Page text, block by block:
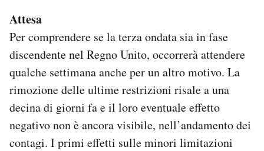
Attesa
Per comprendere se la terza ondata sia in fase
discendente nel Regno Unito, occorrerà attendere
qualche settimana anche per un altro motivo. La
rimozione delle ultime restrizioni risale a una
decina di giorni fa e il loro eventuale effetto
negativo non è ancora visibile, nell’andamento dei
contagi. I primi effetti sulle minori limitazioni